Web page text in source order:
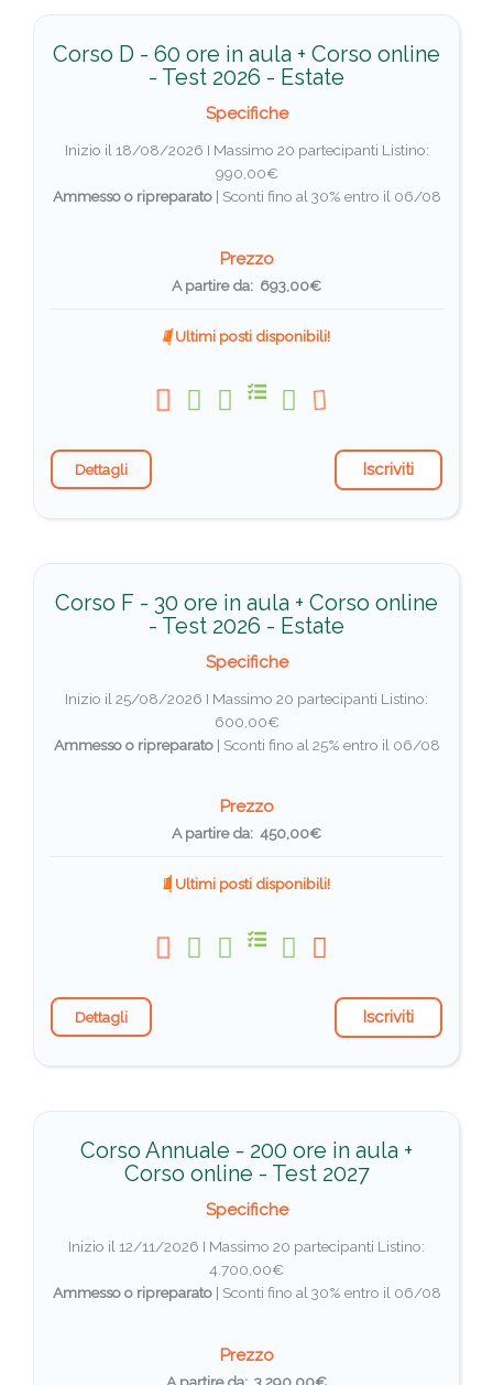
Corso D - 60 ore in aula + Corso online
- Test 2026 - Estate
Specifiche
Inizio il 18/08/2026 I Massimo 20 partecipanti Listino:
990,00€
Ammesso o ripreparato| Sconti fino al 30% entro il 06/08
Prezzo
A partire da: 693,00€
Ultimi posti disponibili!
Dettagli Iscriviti
Corso F - 30 ore in aula + Corso online
- Test 2026 - Estate
Specifiche
Inizio il 25/08/2026 I Massimo 20 partecipanti Listino:
600,00€
Ammesso o ripreparato| Sconti fino al 25% entro il 06/08
Prezzo
A partire da: 450,00€
Ultimi posti disponibili!
Dettagli Iscriviti
Corso Annuale - 200 ore in aula +
Corso online - Test 2027
Specifiche
Inizio il 12/11/2026 I Massimo 20 partecipanti Listino:
4.700,00€
Ammesso o ripreparato| Sconti fino al 30% entro il 06/08
Prezzo